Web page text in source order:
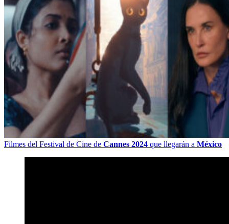
Filmes del Festival de Cine de Cannes 2024 que llegarán a México